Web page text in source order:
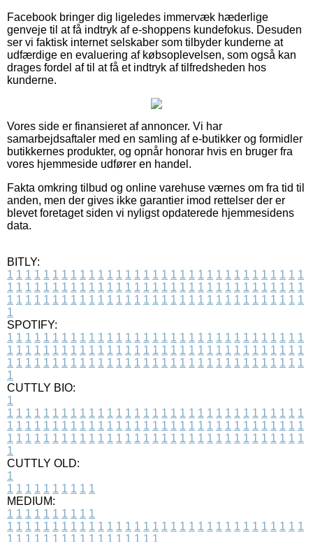
Facebook bringer dig ligeledes immervæk hæderlige
genveje til at få indtryk af e-shoppens kundefokus. Desuden
ser vi faktisk internet selskaber som tilbyder kunderne at
udfærdige en evaluering af købsoplevelsen, som også kan
drages fordel af til at få et indtryk af tilfredsheden hos
kunderne.
Vores side er finansieret af annoncer. Vi har
samarbejdsaftaler med en samling af e-butikker og formidler
butikkernes produkter, og opnår honorar hvis en bruger fra
vores hjemmeside udfører en handel.
Fakta omkring tilbud og online varehuse værnes om fra tid til
anden, men der gives ikke garantier imod rettelser der er
blevet foretaget siden vi nyligst opdaterede hjemmesidens
data.
BITLY:
1 1 1 1 1 1 1 1 1 1 1 1 1 1 1 1 1 1 1 1 1 1 1 1 1 1 1 1 1 1 1 1 1
1 1 1 1 1 1 1 1 1 1 1 1 1 1 1 1 1 1 1 1 1 1 1 1 1 1 1 1 1 1 1 1 1
1 1 1 1 1 1 1 1 1 1 1 1 1 1 1 1 1 1 1 1 1 1 1 1 1 1 1 1 1 1 1 1 1
1
SPOTIFY:
1 1 1 1 1 1 1 1 1 1 1 1 1 1 1 1 1 1 1 1 1 1 1 1 1 1 1 1 1 1 1 1 1
1 1 1 1 1 1 1 1 1 1 1 1 1 1 1 1 1 1 1 1 1 1 1 1 1 1 1 1 1 1 1 1 1
1 1 1 1 1 1 1 1 1 1 1 1 1 1 1 1 1 1 1 1 1 1 1 1 1 1 1 1 1 1 1 1 1
1
CUTTLY BIO:
1
1 1 1 1 1 1 1 1 1 1 1 1 1 1 1 1 1 1 1 1 1 1 1 1 1 1 1 1 1 1 1 1 1
1 1 1 1 1 1 1 1 1 1 1 1 1 1 1 1 1 1 1 1 1 1 1 1 1 1 1 1 1 1 1 1 1
1 1 1 1 1 1 1 1 1 1 1 1 1 1 1 1 1 1 1 1 1 1 1 1 1 1 1 1 1 1 1 1 1
1
CUTTLY OLD:
1
1 1 1 1 1 1 1 1 1 1
MEDIUM:
1 1 1 1 1 1 1 1 1 1
1 1 1 1 1 1 1 1 1 1 1 1 1 1 1 1 1 1 1 1 1 1 1 1 1 1 1 1 1 1 1 1 1
1 1 1 1 1 1 1 1 1 1 1 1 1 1 1 1 1